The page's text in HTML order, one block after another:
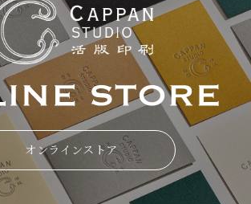
オンラインストア